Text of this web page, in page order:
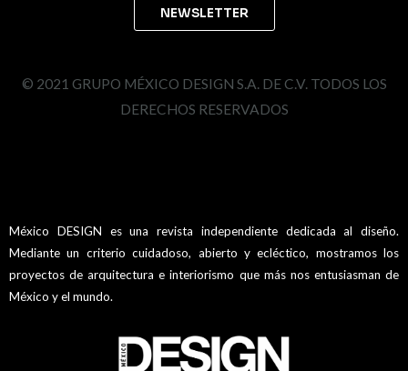
© 2021 GRUPO MÉXICO DESIGN S.A. DE C.V. TODOS LOS
DERECHOS RESERVADOS
México DESIGN es una revista independiente dedicada al diseño.
Mediante un criterio cuidadoso, abierto y ecléctico, mostramos los
proyectos de arquitectura e interiorismo que más nos entusiasman de
México y el mundo.